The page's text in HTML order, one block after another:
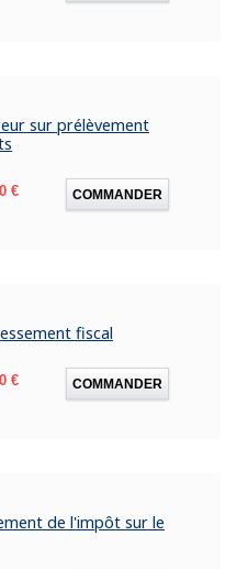
sur prélèvement
€ COMMANDER
fiscal
€ COMMANDER
de l'impôt sur le